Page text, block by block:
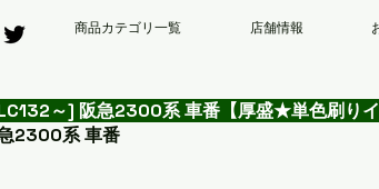
商品カテゴリ一覧 店舗情報
～] 阪急2300系 車番【厚盛★単色刷り
2300系 車番